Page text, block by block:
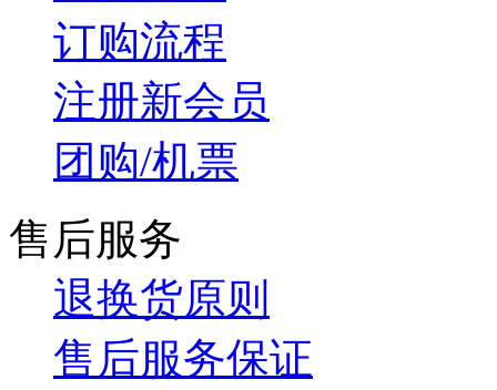
订购流程
注册新会员
团购/机票
售后服务
退换货原则
售后服务保证